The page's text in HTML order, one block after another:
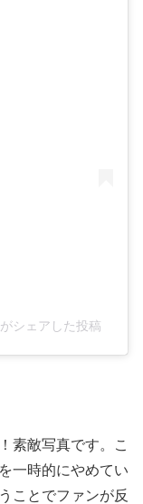
シェアした投稿
素敵写真です。こ
一時的にやめてい
ことでファンが反